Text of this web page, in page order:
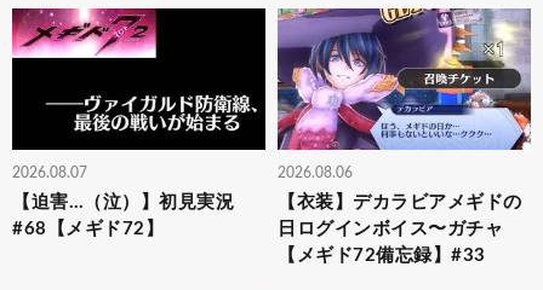
2026.08.07
【迫害…（泣）】初見実況
#68【メギド72】
2026.08.06
【衣装】デカラビアメギドの
日ログインボイス〜ガチャ
【メギド72備忘録】#33